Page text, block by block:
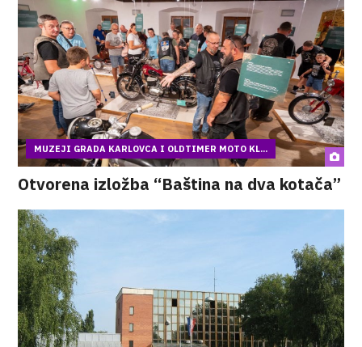
MUZEJI GRADA KARLOVCA I OLDTIMER MOTO KL...
Otvorena izložba “Baština na dva kotača”